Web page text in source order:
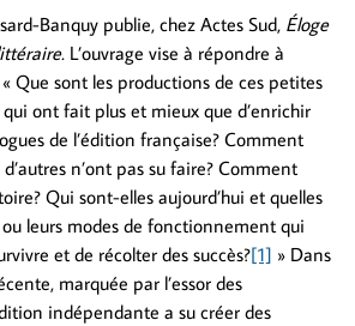
Banquy publie, chez Actes Sud, Éloge
L’ouvrage vise à répondre à
Que sont les productions de ces petites
ont fait plus et mieux que d’enrichir
de l’édition française? Comment
n’ont pas su faire? Comment
Qui sont-elles aujourd’hui et quelles
leurs modes de fonctionnement qui
et de récolter des succès?[1] » Dans
marquée par l’essor des
indépendante a su créer des